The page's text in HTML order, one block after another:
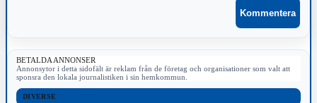
BETALDA ANNONSER
Annonsytor i detta sidofält är reklam från de företag och organisationer som valt att
sponsra den lokala journalistiken i sin hemkommun.
DIVERSE